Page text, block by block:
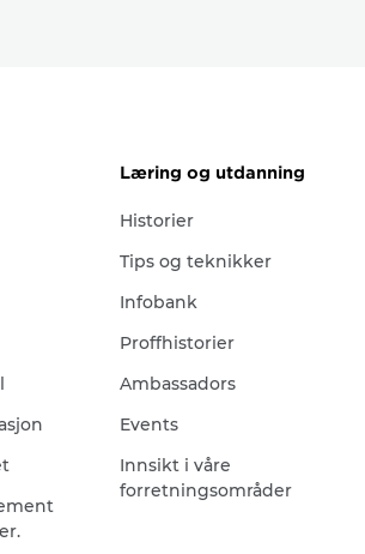
Læring og utdanning
Historier
Tips og teknikker
Infobank
Proffhistorier
Ambassadors
Events
Innsikt i våre
forretningsområder